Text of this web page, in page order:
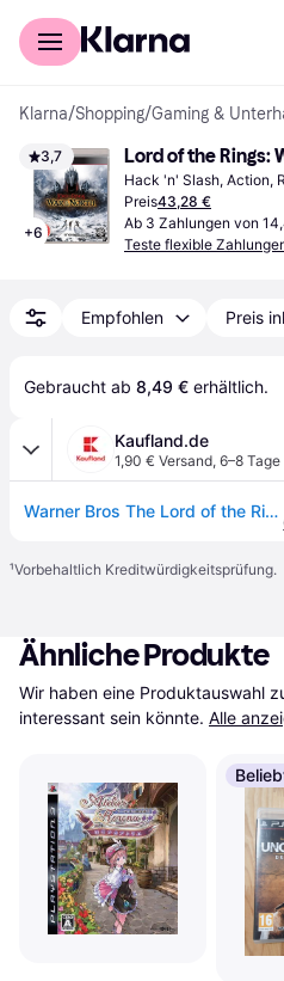
Für Shopper
Klarna/Shopping/Gaming &
3,7
+6
Lord of the Rings:
Hack 'n' Slash, Action,
Preis43,28 €
Ab 3 Zahlungen von
Teste flexible
Empfohlen Preis
Gebraucht ab 8,49 € erhältlich.
Kaufland.de
1,90 € Versand, 6–8 Tage
Warner Bros The Lord of the Ring: War in the North, PS3, PlayStation 3, Multiplayer-Modus, M (Reif)
¹Vorbehaltlich Kreditwürdigkeitsprüfung.
Ähnliche Produkte
Wir haben eine Produktauswahl
interessant sein könnte. Alle